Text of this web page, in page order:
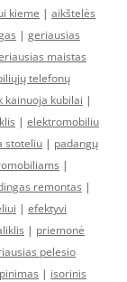
kieme | aikštelės
| geriausias
maistas
telefonų
kainuoja kubilai |
| elektromobiliu
stoteliu | padangų
|
remontas |
| efektyvi
| priemonė
pelesio
| isorinis